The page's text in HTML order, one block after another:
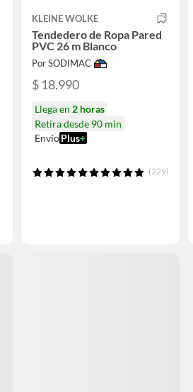
KLEINE WOLKE
Tendedero de Ropa Pared
PVC 26 m Blanco
Por SODIMAC
$ 18.990
Llega en 2 horas
Retira desde 90 min
Envío Plus+
(229)